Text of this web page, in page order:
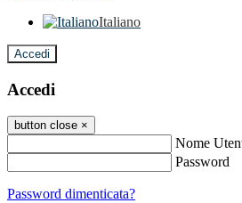
Italiano
Accedi
Accedi
button close ×
Nome
Password
Password dimenticata?